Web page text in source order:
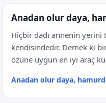
Anadan olur daya,
Hiçbir dadı annenin yerini
kendisindedir. Demek ki
özüne uygun en iyi araç
Anadan olur daya,